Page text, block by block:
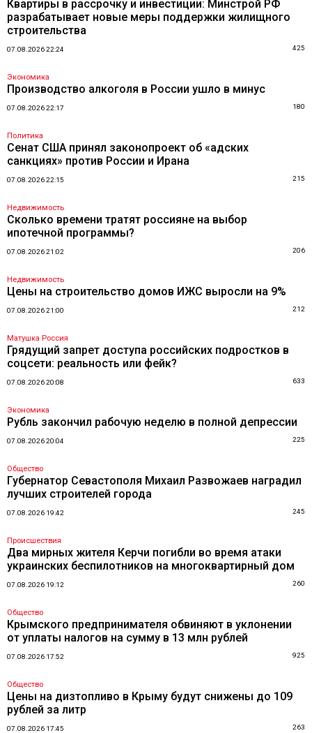
Квартиры в рассрочку и инвестиции: Минстрой РФ
разрабатывает новые меры поддержки жилищного
строительства
07.08.2026 22:24 425
Экономика
Производство алкоголя в России ушло в минус
07.08.2026 22:17 180
Политика
Сенат США принял законопроект об «адских
санкциях» против России и Ирана
07.08.2026 22:15 215
Недвижимость
Сколько времени тратят россияне на выбор
ипотечной программы?
07.08.2026 21:02 206
Недвижимость
Цены на строительство домов ИЖС выросли на 9%
07.08.2026 21:00 212
Матушка Россия
Грядущий запрет доступа российских подростков в
соцсети: реальность или фейк?
07.08.2026 20:08 633
Экономика
Рубль закончил рабочую неделю в полной депрессии
07.08.2026 20:04 225
Общество
Губернатор Севастополя Михаил Развожаев наградил
лучших строителей города
07.08.2026 19:42 245
Происшествия
Два мирных жителя Керчи погибли во время атаки
украинских беспилотников на многоквартирный дом
07.08.2026 19:12 260
Общество
Крымского предпринимателя обвиняют в уклонении
от уплаты налогов на сумму в 13 млн рублей
07.08.2026 17:52 925
Общество
Цены на дизтопливо в Крыму будут снижены до 109
рублей за литр
07.08.2026 17:45 263